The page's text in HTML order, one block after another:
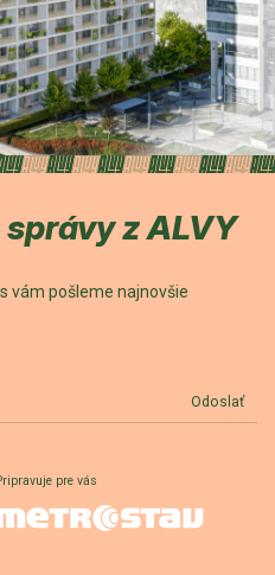
z ALVY
vám pošleme najnovšie
Odoslať
pre vás